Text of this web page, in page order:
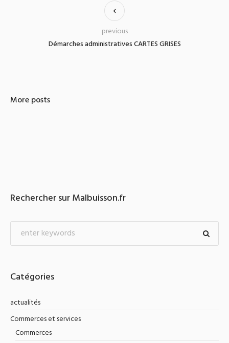
Démarches administratives CARTES GRISES
previous
More posts
Rechercher sur Malbuisson.fr
Catégories
actualités
Commerces et services
Commerces